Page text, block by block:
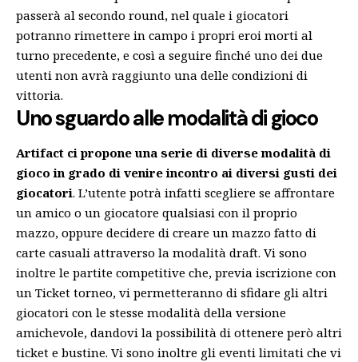
passerà al secondo round, nel quale i giocatori
potranno rimettere in campo i propri eroi morti al
turno precedente, e così a seguire finché uno dei due
utenti non avrà raggiunto una delle condizioni di
vittoria.
Uno sguardo alle modalità di gioco
Artifact ci propone una serie di diverse modalità di
gioco in grado di venire incontro ai diversi gusti dei
giocatori. L’utente potrà infatti scegliere se affrontare
un amico o un giocatore qualsiasi con il proprio
mazzo, oppure decidere di creare un mazzo fatto di
carte casuali attraverso la modalità draft. Vi sono
inoltre le partite competitive che, previa iscrizione con
un Ticket torneo, vi permetteranno di sfidare gli altri
giocatori con le stesse modalità della versione
amichevole, dandovi la possibilità di ottenere però altri
ticket e bustine. Vi sono inoltre gli eventi limitati che vi